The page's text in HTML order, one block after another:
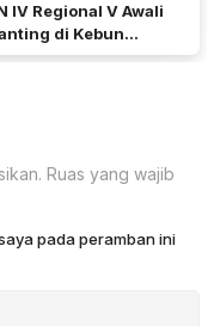
IV Regional V Awali
di Kebun
Ruas yang wajib
pada peramban ini